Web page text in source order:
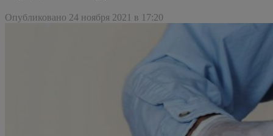
Опубликовано 24 ноября 2021 в 17:20